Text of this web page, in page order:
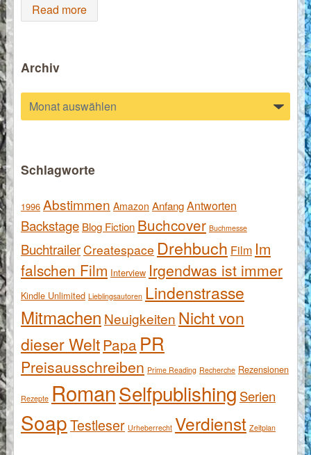
Read more
Archiv
Archiv
Schlagworte
1996 Abstimmen Amazon AnfangAntworten
Backstage Blog Fiction Buchcover Buchmesse
BuchtrailerCreatespace Drehbuch Film Im
falschen Film Interview Irgendwas ist immer
Kindle Unlimited Lieblingsautoren Lindenstrasse
Mitmachen Neuigkeiten Nicht von
dieser WeltPapa PR
Preisausschreiben Prime Reading Recherche Rezensionen
Rezepte RomanSelfpublishing Serien
SoapTestleser Urheberrecht Verdienst Zeitplan